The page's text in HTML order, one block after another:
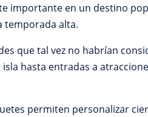
importante en un destino
temporada alta.
que tal vez no habrían
hasta entradas a
permiten personalizar